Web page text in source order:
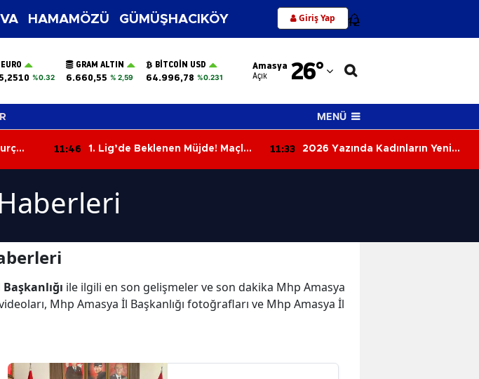
HAMAMÖZÜ GÜMÜŞHACIKÖY Giriş Yap 12
EURO
%0.32
GRAM ALTIN
6.660,55 % 2,59
BITCOIN USD
64.996,78 %0.231
Amasya
Açık 26°
Adana
Adıyaman
Ağrı
Amasya
Artvin
Balıkesir
MENÜ
11:46
1. Lig’de Beklenen Müjde! Maçlar
11:33
2026 Yazında Kadınların Yeni
ile ilgili en son gelişmeler ve son dakika Mhp Amasya
Mhp Amasya İl Başkanlığı fotoğrafları ve Mhp Amasya İl